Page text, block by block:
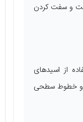
و سفت کردن
از اسیدهای
خطوط سطحی